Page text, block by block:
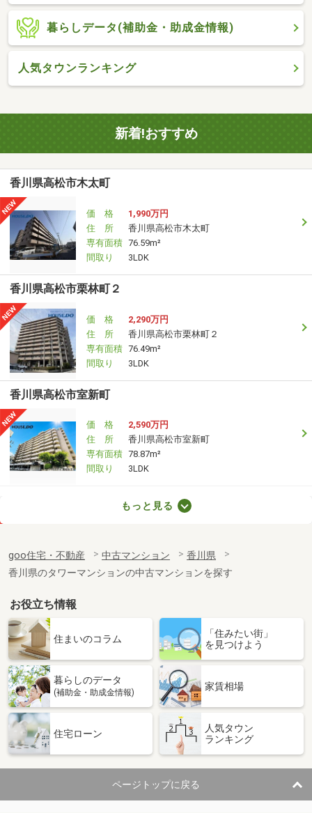
暮らしデータ(補助金・助成金情報)
人気タウンランキング
新着!おすすめ
香川県高松市木太町
価 格
1,990万円
住 所
香川県高松市木太町
専有面積 76.59m²
間取り
3LDK
香川県高松市栗林町２
価 格
2,290万円
住 所
香川県高松市栗林町２
専有面積 76.49m²
間取り
3LDK
香川県高松市室新町
価 格
2,590万円
住 所
香川県高松市室新町
専有面積 78.87m²
間取り
3LDK
専有面積 70.46m²
間取り
3LDK
香川県高松市丸の内
価 格
800万円
香川県高松市丸の内
専有面積 61.05m²
間取り
香川県高松市多肥下町
3,620万円
住 所
香川県高松市多肥下町
専有面積 85.26m²
間取り
2LDK
もっと見る
goo住宅・不動産 中古マンション
香川県
香川県のタワーマンションの中古マンションを探す
お役立ち情報
住まいのコラム
「住みたい街」
を見つけよう
暮らしのデータ
(補助金・助成金情報)
家賃相場
住宅ローン
人気タウン
ランキング
ページトップに戻る